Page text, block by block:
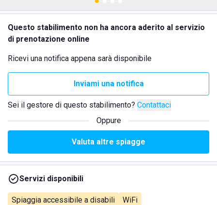
Questo stabilimento non ha ancora aderito al servizio
di prenotazione online
Ricevi una notifica appena sarà disponibile
Inviami una notifica
Sei il gestore di questo stabilimento? Contattaci
Oppure
Valuta altre spiagge
Servizi disponibili
Spiaggia accessibile a disabili WiFi